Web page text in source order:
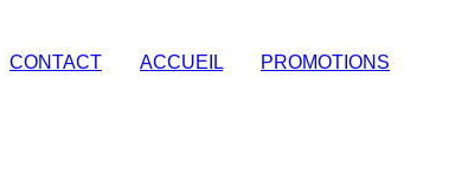
CONTACT ACCUEIL PROMOTIONS